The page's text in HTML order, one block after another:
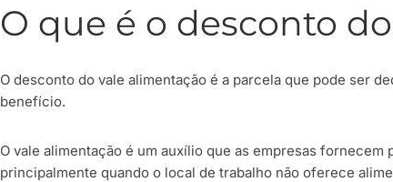
O que é o desconto
O desconto do vale alimentação é a parcela que pode ser
benefício.
O vale alimentação é um auxílio que as empresas
principalmente quando o local de trabalho não oferece